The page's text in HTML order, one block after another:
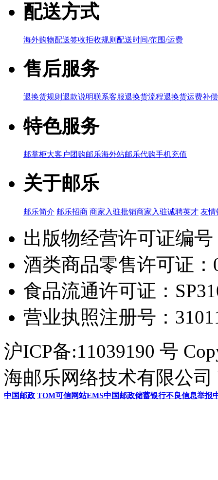
配送方式
海外购物配送签收拒收规则 配送时间/范围/运费
售后服务
退换货规则 退款说明联系客服退换货流程退换货运费补
特色服务
邮掌柜大客户团购邮乐海外站邮乐代购手机充值
关于邮乐
邮乐简介 邮乐招商 商家入驻批销商家入驻诚聘英才 友情
出版物经营许可证编
酒类商品零售许可证：
食品流通许可证：
营业执照注册号：
沪ICP备:11039190 号
海邮乐网络技术有限公司
中国邮政 TOM可信网站EMS中国邮政储蓄银行不良信息举报